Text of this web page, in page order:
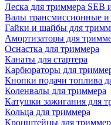
Леска для триммера
Валы трансмиссионные
Гайки и шайбы для
Амортизаторы для
Оснастка для триммера
Канаты для стартера
Карбюраторы для
Кнопки подачи топлива
Коленвалы для триммера
Катушки зажигания для
Кольца для триммера
Кронштейны для